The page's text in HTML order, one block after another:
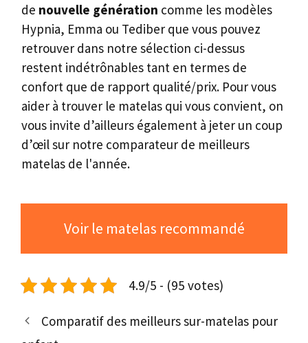
de nouvelle génération comme les modèles
Hypnia, Emma ou Tediber que vous pouvez
retrouver dans notre sélection ci-dessus
restent indétrônables tant en termes de
confort que de rapport qualité/prix. Pour vous
aider à trouver le matelas qui vous convient, on
vous invite d’ailleurs également à jeter un coup
d’œil sur notre comparateur de meilleurs
matelas de l'année.
Voir le matelas recommandé
4.9/5 - (95 votes)
Comparatif des meilleurs sur-matelas pour